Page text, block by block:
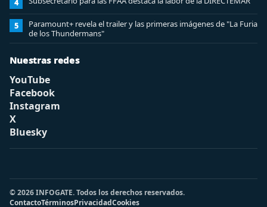
4
5
Paramount+ revela el trailer y las primeras imágenes de "La Furia
de los Thundermans"
Nuestras redes
YouTube
Facebook
Instagram
X
Bluesky
© 2026 INFOGATE. Todos los derechos reservados.
ContactoTérminosPrivacidadCookies